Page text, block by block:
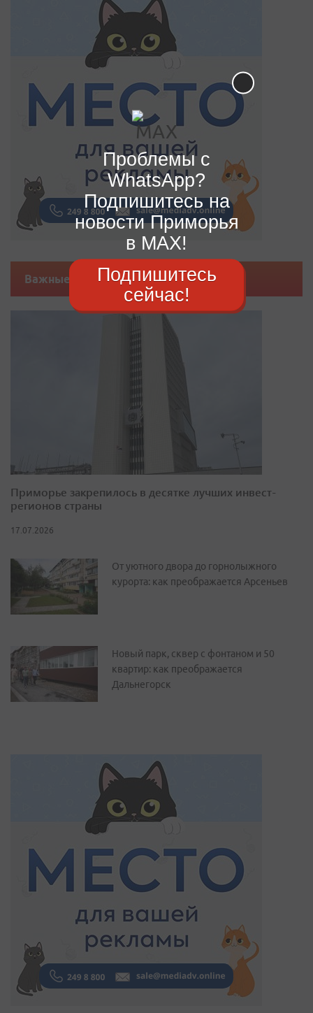
Важные новости
Приморье закрепилось в десятке лучших инвест-
регионов страны
17.07.2026
От уютного двора до горнолыжного
курорта: как преображается Арсеньев
Новый парк, сквер с фонтаном и 50
квартир: как преображается
Дальнегорск
Проблемы с
WhatsApp?
Подпишитесь на
новости Приморья
в MAX!
Подпишитесь
сейчас!